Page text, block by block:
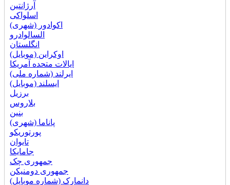
آرژانتین
اسلواکی
اکوادور (شهری)
السالوادرو
انگلستان
اوکراین (موبایل)
ایالات متحده آمریکا
ایرلند (شماره ملی)
ایسلند (موبایل)
برزیل
بلاروس
بنین
پاناما (شهری)
پورتوریکو
تایوان
جامایکا
جمهوری چک
جمهوری دومنیکن
دانمارک (شماره موبایل)